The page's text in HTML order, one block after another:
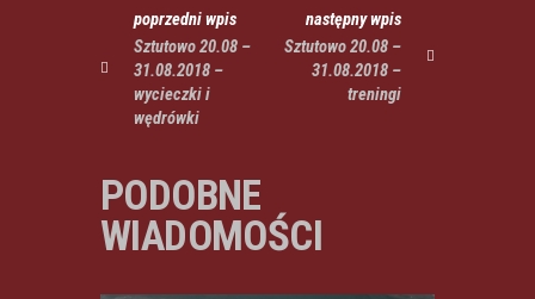
poprzedni wpis
Sztutowo 20.08 –
31.08.2018 –
wycieczki i
wędrówki
następny wpis
Sztutowo 20.08 –
31.08.2018 –
treningi
PODOBNE
WIADOMOŚCI